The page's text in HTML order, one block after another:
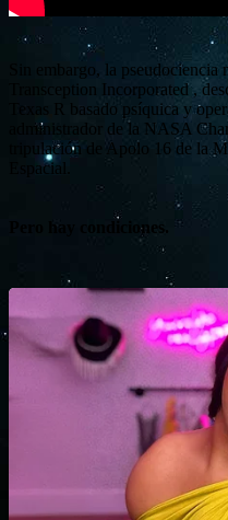
Sin embargo, la
Transception Incorporated ,
Texas R basado psíquica y
administrador de la NASA
tripulación de Apolo 16 de la
Espacial.
Pero hay condiciones.